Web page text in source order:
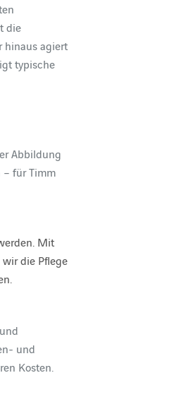
die
hinaus agiert
typische
Abbildung
– für Timm
Mit
die Pflege
und
Kosten.